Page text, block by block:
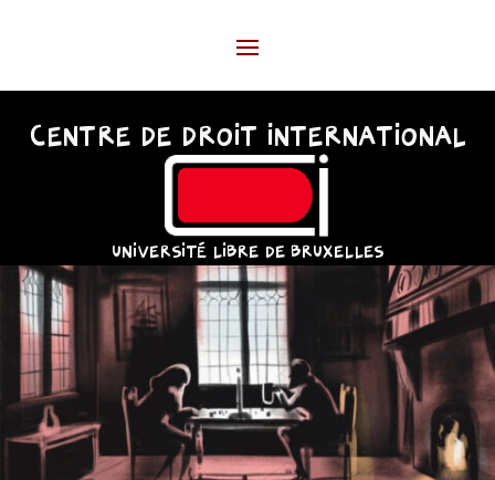
CENTRE DE DROIT INTERNATIONAL
UNIVERSITÉ LIBRE DE BRUXELLES